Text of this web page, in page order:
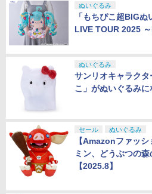
ぬいぐるみ
「もちぴこ超BIG
LIVE TOUR 2025
ぬいぐるみ
サンリオキャラク
こ」がぬいぐるみ
セール ぬいぐるみ
【Amazonファッ
ミン、どうぶつの
【2025.8】